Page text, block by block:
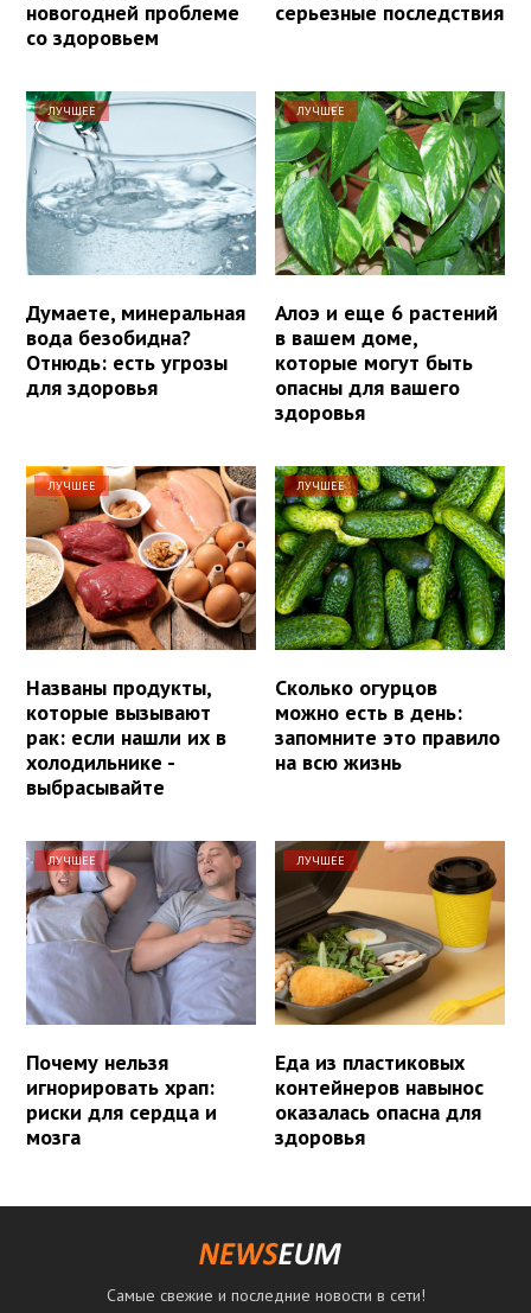
новогодней проблеме
со здоровьем
серьезные последствия
ЛУЧШЕЕ
Думаете, минеральная
вода безобидна?
Отнюдь: есть угрозы
для здоровья
ЛУЧШЕЕ
Алоэ и еще 6 растений
в вашем доме,
которые могут быть
опасны для вашего
здоровья
ЛУЧШЕЕ
Названы продукты,
которые вызывают
рак: если нашли их в
холодильнике -
выбрасывайте
ЛУЧШЕЕ
Сколько огурцов
можно есть в день:
запомните это правило
на всю жизнь
ЛУЧШЕЕ
Почему нельзя
игнорировать храп:
риски для сердца и
мозга
ЛУЧШЕЕ
Еда из пластиковых
контейнеров навынос
оказалась опасна для
здоровья
Самые свежие и последние новости в сети!